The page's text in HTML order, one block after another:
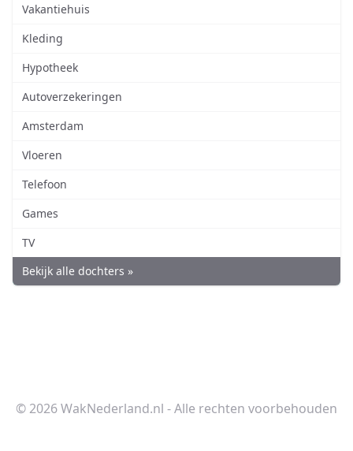
Vakantiehuis
Kleding
Hypotheek
Autoverzekeringen
Amsterdam
Vloeren
Telefoon
Games
TV
Bekijk alle dochters »
© 2026 WakNederland.nl - Alle rechten voorbehouden